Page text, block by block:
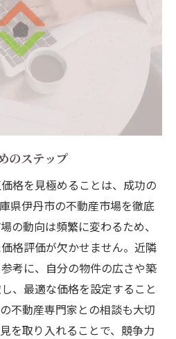
のステップ
格を見極めることは、成功の
県伊丹市の不動産市場を徹底
の動向は頻繁に変わるため、
格評価が欠かせません。近隣
考に、自分の物件の広さや築
、最適な価格を設定すること
不動産専門家との相談も大切
を取り入れることで、競争力